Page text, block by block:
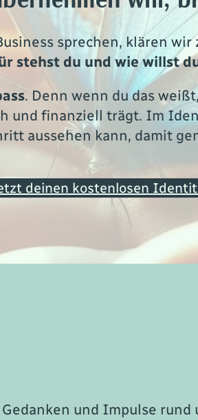
sprechen, klären
stehst du und wie willst
. Denn wenn du das
und finanziell trägt. Im
aussehen kann, damit
deinen kostenlosen
und Impulse rund